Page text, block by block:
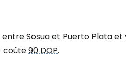
Sosua et Puerto Plata et
coûte90 DOP.